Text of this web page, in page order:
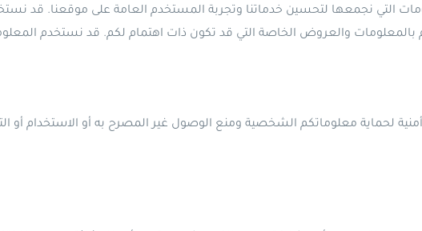
التي نجمعها لتحسين خدماتنا وتجربة المستخدم العامة على موقعنا. قد
لحماية معلوماتكم الشخصية ومنع الوصول غير المصرح به أو الاستخدام